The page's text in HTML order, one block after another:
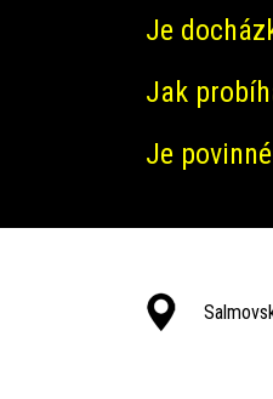
Je
Jak
Je